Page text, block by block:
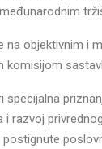
objektivnim i
komisijom
razvoj
postignute